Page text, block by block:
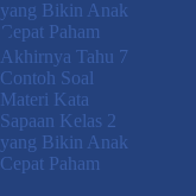
Akhirnya Tahu 7
Contoh Soal
Materi Kata
Sapaan Kelas 2
yang Bikin Anak
Cepat Paham